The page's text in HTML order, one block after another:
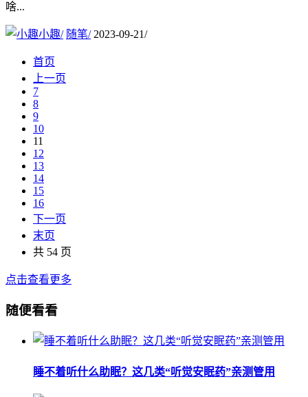
啥...
小趣/ 随笔/ 2023-09-21/
首页
上一页
7
8
9
10
11
12
13
14
15
16
下一页
末页
共 54 页
点击查看更多
随便看看
睡不着听什么助眠？这几类“听觉安眠药”亲测管用